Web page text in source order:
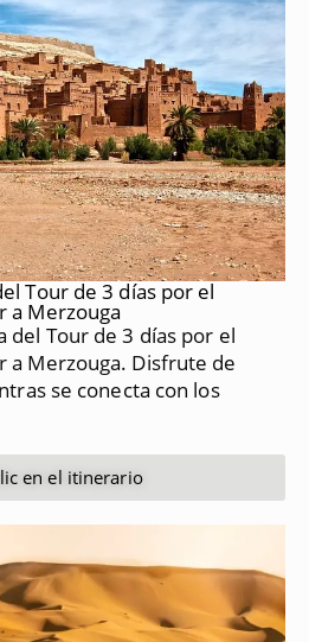
Tour de 3 días por el
a Merzouga
del Tour de 3 días por el
a Merzouga. Disfrute de
se conecta con los
en el itinerario